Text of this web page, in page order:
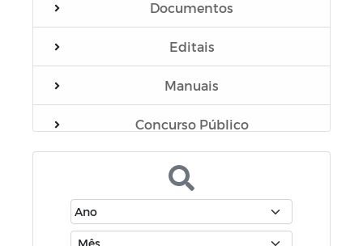
Documentos
Editais
Manuais
Concurso Público
Casa Irmã Luciana
CACS - FUNDEB
Sistema Único de Controle de